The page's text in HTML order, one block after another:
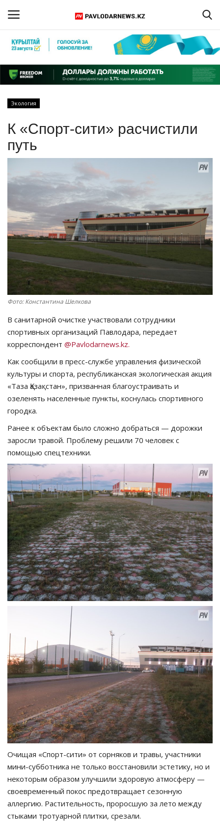
Регистрация
Главная
ПАВЛОДАРСКАЯ ОБЛАСТЬ
МИР
СПЕЦПРОЕКТЫ
СПОРТ
Чек-лист
РАЗВЛЕЧЕНИЯ
Курултай
Язык
Қазақша
Экология
К «Спорт-сити» расчистили
путь
Фото: Константина Шелкова
В санитарной очистке участвовали сотрудники
спортивных организаций Павлодара, передает
корреспондент @Pavlodarnews.kz.
Как сообщили в пресс-службе управления физической
культуры и спорта, республиканская экологическая акция
«Таза Қазақстан», призванная благоустраивать и
озеленять населенные пункты, коснулась спортивного
городка.
Ранее к объектам было сложно добраться — дорожки
заросли травой. Проблему решили 70 человек с
помощью спецтехники.
Очищая «Спорт-сити» от сорняков и травы, участники
мини-субботника не только восстановили эстетику, но и
некоторым образом улучшили здоровую атмосферу —
своевременный покос предотвращает сезонную
аллергию. Растительность, проросшую за лето между
стыками тротуарной плитки, срезали.